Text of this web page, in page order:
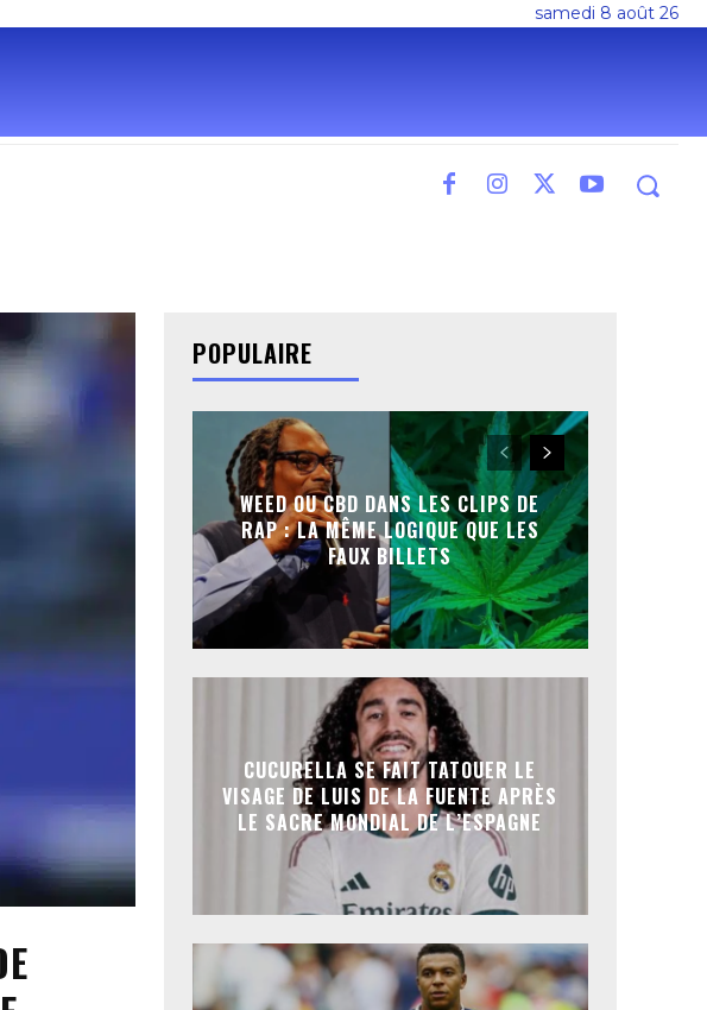
samedi 8 août 26
POPULAIRE
WEED OU CBD DANS LES CLIPS DE
RAP : LA MÊME LOGIQUE QUE LES
FAUX BILLETS
CUCURELLA SE FAIT TATOUER LE
VISAGE DE LUIS DE LA FUENTE APRÈS
LE SACRE MONDIAL DE L’ESPAGNE